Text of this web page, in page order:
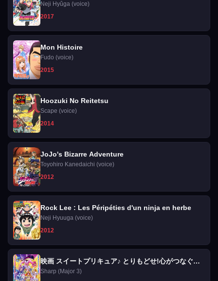
Neji Hyûga (voice)
2017
Mon Histoire
Fudo (voice)
2015
Hoozuki No Reitetsu
Scape (voice)
2014
JoJo's Bizarre Adventure
Toyohiro Kanedaichi (voice)
2012
Rock Lee : Les Péripéties d'un ninja en herbe
Neji Hyuuga (voice)
2012
映画 スイートプリキュア♪ とりもどせ!心がつなぐ奇
跡のメロディ♪
Sharp (Major 3)